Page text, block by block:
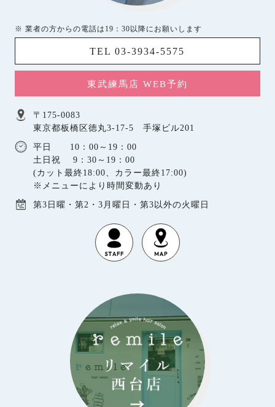
※ 業者の方からの電話は19：30以降にお願いします
TEL 03-3934-5575
東武練馬店 WEB予約
〒175-0083
東京都板橋区徳丸3-17-5 手塚ビル201
平日 10：00～19：00
土日祝 9：30～19：00
(カット最終18:00、カラー最終17:00)
※メニューにより時間変動あり
第3日曜・第2・3月曜日・第3以外の火曜日